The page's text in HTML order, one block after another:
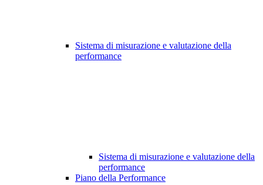
Sistema di misurazione e valutazione della
performance
Sistema di misurazione e valutazione della
performance
Piano della Performance